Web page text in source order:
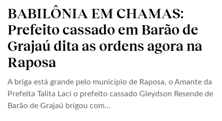
BABILÔNIA EM CHAMAS:
Prefeito cassado em Barão de
Grajaú dita as ordens agora na
Raposa
A briga está grande pelo município de Raposa, o Amante da
Prefeita Talita Laci o prefeito cassado Gleydson Resende de
Barão de Grajaú brigou com...